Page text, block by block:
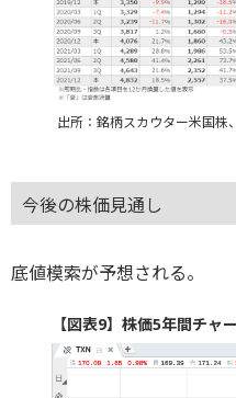
出所：銘柄スカウター米国
今後の株価見通し
底値模索が予想される。
【図表9】株価5年間チャ